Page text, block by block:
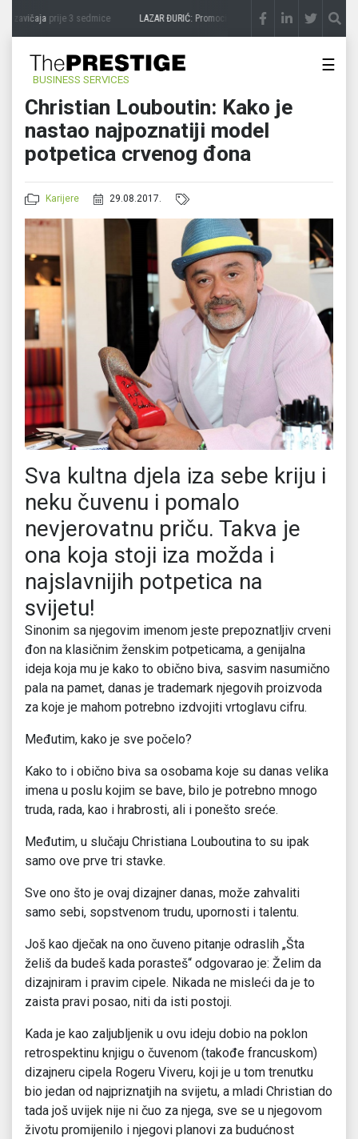
zavičajaprije 3 sedmice LAZAR ĐURIĆ: Promocija potencijal pretvara u destinaciju
BUSINESS SERVICES
☰
Christian Louboutin: Kako je
nastao najpoznatiji model
potpetica crvenog đona
Karijere 29.08.2017.
Sva kultna djela iza sebe kriju i
neku čuvenu i pomalo
nevjerovatnu priču. Takva je
ona koja stoji iza možda i
najslavnijih potpetica na
svijetu!
Sinonim sa njegovim imenom jeste prepoznatljiv crveni
đon na klasičnim ženskim potpeticama, a genijalna
ideja koja mu je kako to obično biva, sasvim nasumično
pala na pamet, danas je trademark njegovih proizvoda
za koje je mahom potrebno izdvojiti vrtoglavu cifru.
Međutim, kako je sve počelo?
Kako to i obično biva sa osobama koje su danas velika
imena u poslu kojim se bave, bilo je potrebno mnogo
truda, rada, kao i hrabrosti, ali i ponešto sreće.
Međutim, u slučaju Christiana Louboutina to su ipak
samo ove prve tri stavke.
Sve ono što je ovaj dizajner danas, može zahvaliti
samo sebi, sopstvenom trudu, upornosti i talentu.
Još kao dječak na ono čuveno pitanje odraslih „Šta
želiš da budeš kada porasteš“ odgovarao je: Želim da
dizajniram i pravim cipele. Nikada ne misleći da je to
zaista pravi posao, niti da isti postoji.
Kada je kao zaljubljenik u ovu ideju dobio na poklon
retrospektinu knjigu o čuvenom (takođe francuskom)
dizajneru cipela Rogeru Viveru, koji je u tom trenutku
bio jedan od najpriznatjih na svijetu, a mladi Christian do
tada još uvijek nije ni čuo za njega, sve se u njegovom
životu promijenilo i njegovi planovi za budućnost